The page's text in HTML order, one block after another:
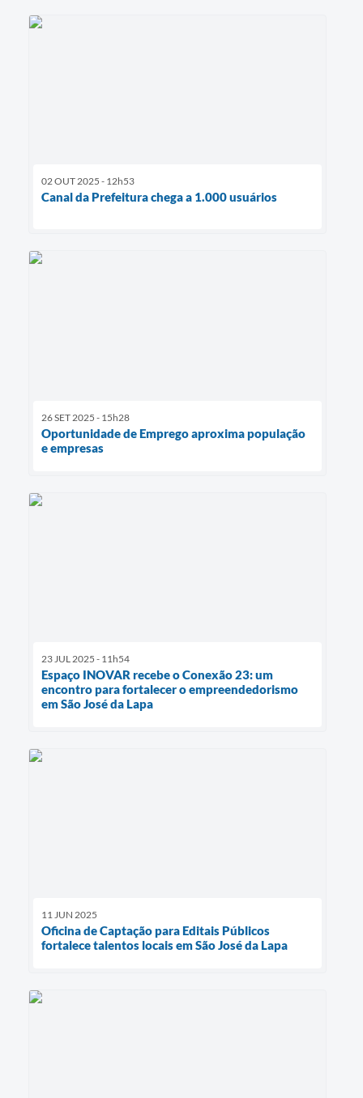
02 OUT 2025 - 12h53
Canal da Prefeitura chega a 1.000 usuários
26 SET 2025 - 15h28
Oportunidade de Emprego aproxima população
e empresas
23 JUL 2025 - 11h54
Espaço INOVAR recebe o Conexão 23: um
encontro para fortalecer o empreendedorismo
em São José da Lapa
11 JUN 2025
Oficina de Captação para Editais Públicos
fortalece talentos locais em São José da Lapa